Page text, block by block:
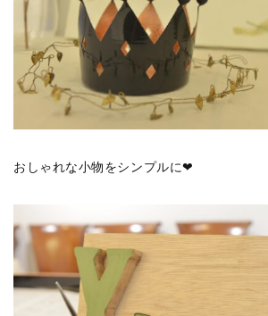
おしゃれな小物をシンプルに❤